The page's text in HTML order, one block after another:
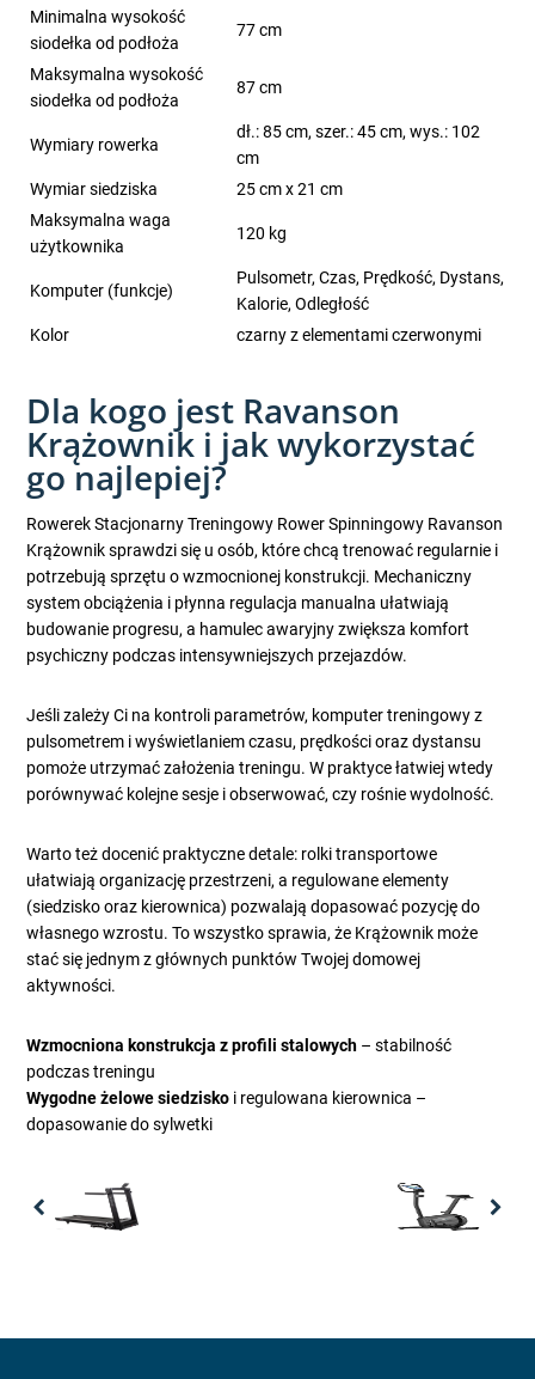
Minimalna wysokość
siodełka od podłoża
77 cm
Maksymalna wysokość
siodełka od podłoża
87 cm
Wymiary rowerka
dł.: 85 cm, szer.: 45 cm, wys.: 102
cm
Wymiar siedziska
25 cm x 21 cm
Maksymalna waga
użytkownika
120 kg
Komputer (funkcje)
Pulsometr, Czas, Prędkość, Dystans,
Kalorie, Odległość
Kolor
czarny z elementami czerwonymi
Dla kogo jest Ravanson
Krążownik i jak wykorzystać
go najlepiej?
Rowerek Stacjonarny Treningowy Rower Spinningowy Ravanson
Krążownik sprawdzi się u osób, które chcą trenować regularnie i
potrzebują sprzętu o wzmocnionej konstrukcji. Mechaniczny
system obciążenia i płynna regulacja manualna ułatwiają
budowanie progresu, a hamulec awaryjny zwiększa komfort
psychiczny podczas intensywniejszych przejazdów.
Jeśli zależy Ci na kontroli parametrów, komputer treningowy z
pulsometrem i wyświetlaniem czasu, prędkości oraz dystansu
pomoże utrzymać założenia treningu. W praktyce łatwiej wtedy
porównywać kolejne sesje i obserwować, czy rośnie wydolność.
Warto też docenić praktyczne detale: rolki transportowe
ułatwiają organizację przestrzeni, a regulowane elementy
(siedzisko oraz kierownica) pozwalają dopasować pozycję do
własnego wzrostu. To wszystko sprawia, że Krążownik może
stać się jednym z głównych punktów Twojej domowej
aktywności.
Wzmocniona konstrukcja z profili stalowych – stabilność
podczas treningu
Wygodne żelowe siedzisko i regulowana kierownica –
dopasowanie do sylwetki